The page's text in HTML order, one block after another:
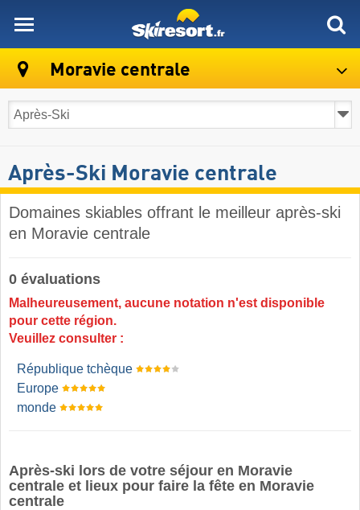
Moravie centrale
Après-Ski Moravie centrale
Domaines skiables offrant le meilleur après-ski
en Moravie centrale
0 évaluations
Malheureusement, aucune notation n'est disponible
pour cette région.
Veuillez consulter :
République tchèque
Europe
monde
Après-ski lors de votre séjour en Moravie
centrale et lieux pour faire la fête en Moravie
centrale